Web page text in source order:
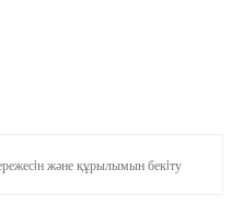
және құрылымын бекiту